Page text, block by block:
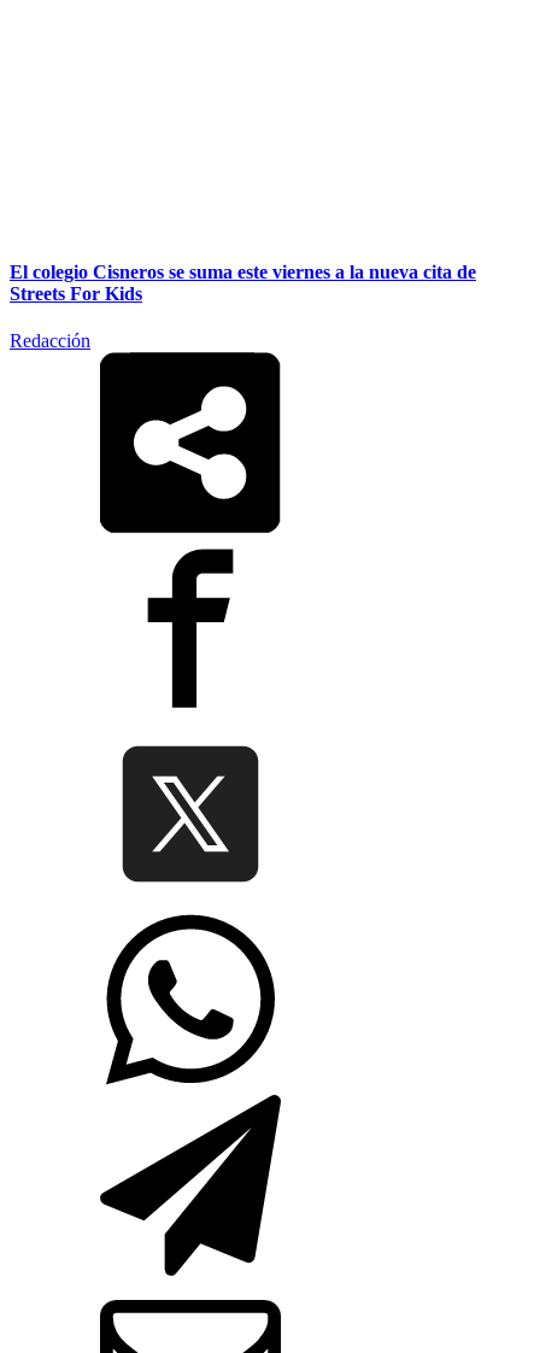
El colegio Cisneros se suma este viernes a la nueva cita de
Streets For Kids
Redacción